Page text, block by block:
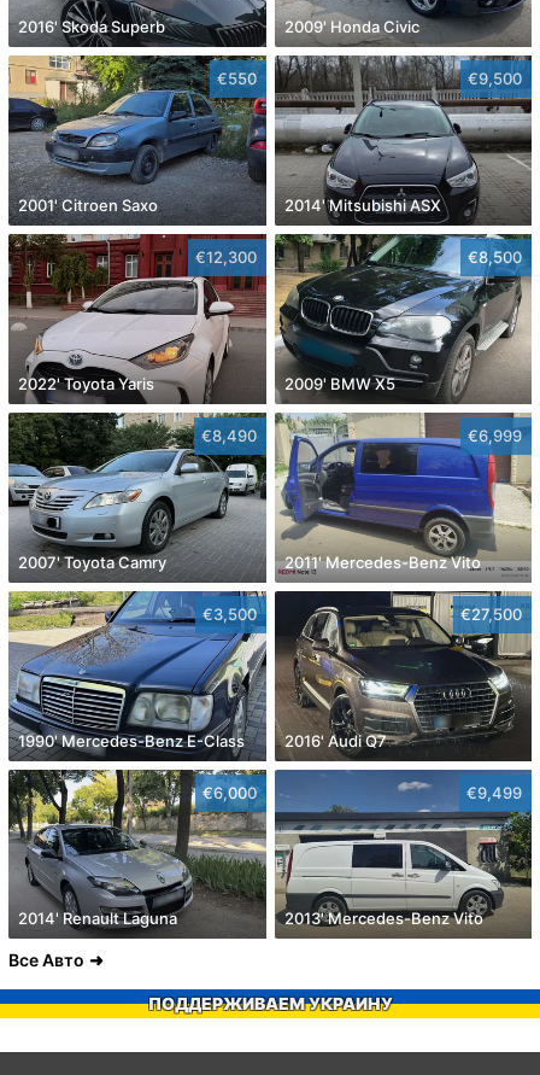
2016' Skoda Superb 2009' Honda Civic
€550
2001' Citroen Saxo
€9,500
2014' Mitsubishi ASX
€12,300
2022' Toyota Yaris
€8,500
2009' BMW X5
€8,490
2007' Toyota Camry
€6,999
2011' Mercedes-Benz Vito
€3,500
1990' Mercedes-Benz E-Class
€27,500
2016' Audi Q7
€6,000
2014' Renault Laguna
€9,499
2013' Mercedes-Benz Vito
Все Авто
ПОДДЕРЖИВАЕМ УКРАИНУ